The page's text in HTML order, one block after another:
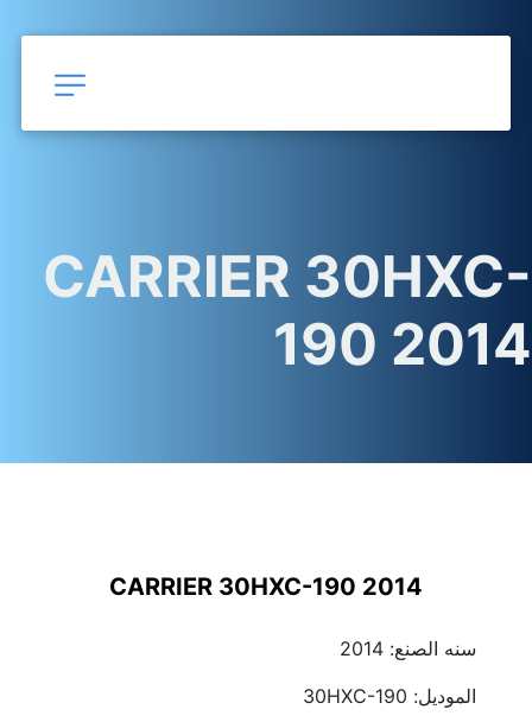
CARRIER 30HXC-
190 2014
CARRIER 30HXC-190 2014
سنه الصنع: 2014
الموديل: 30HXC-190